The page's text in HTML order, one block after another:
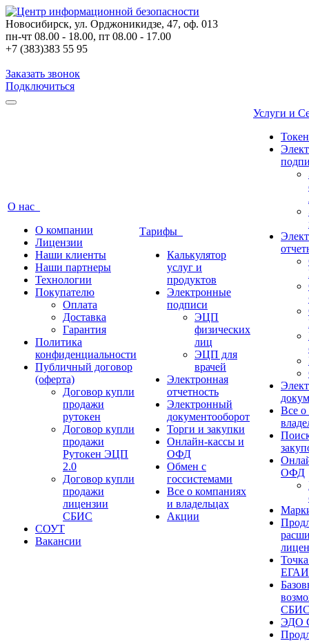
Новосибирск, ул. Орджоникидзе, 47, оф. 013
пн-чт 08.00 - 18.00, пт 08.00 - 17.00
+7 (383)383 55 95
Заказать звонок
Подключиться
О нас
О компании
Лицензии
Наши клиенты
Наши партнеры
Технологии
Покупателю
Оплата
Доставка
Гарантия
Политика
конфиденциальности
Публичный договор
(оферта)
Договор купли
продажи
рутокен
Договор купли
продажи
Рутокен ЭЦП
2.0
Договор купли
продажи
лицензии
СБИС
СОУТ
Вакансии
Тарифы
Калькулятор
услуг и
продуктов
Электронные
подписи
ЭЦП
физических
лиц
ЭЦП для
врачей
Электронная
отчетность
Электронный
документооборот
Торги и закупки
Онлайн-кассы и
ОФД
Обмен с
госсистемами
Все о компаниях
и владельцах
Акции
Услуги и
Все о
ОФД
ЭДО